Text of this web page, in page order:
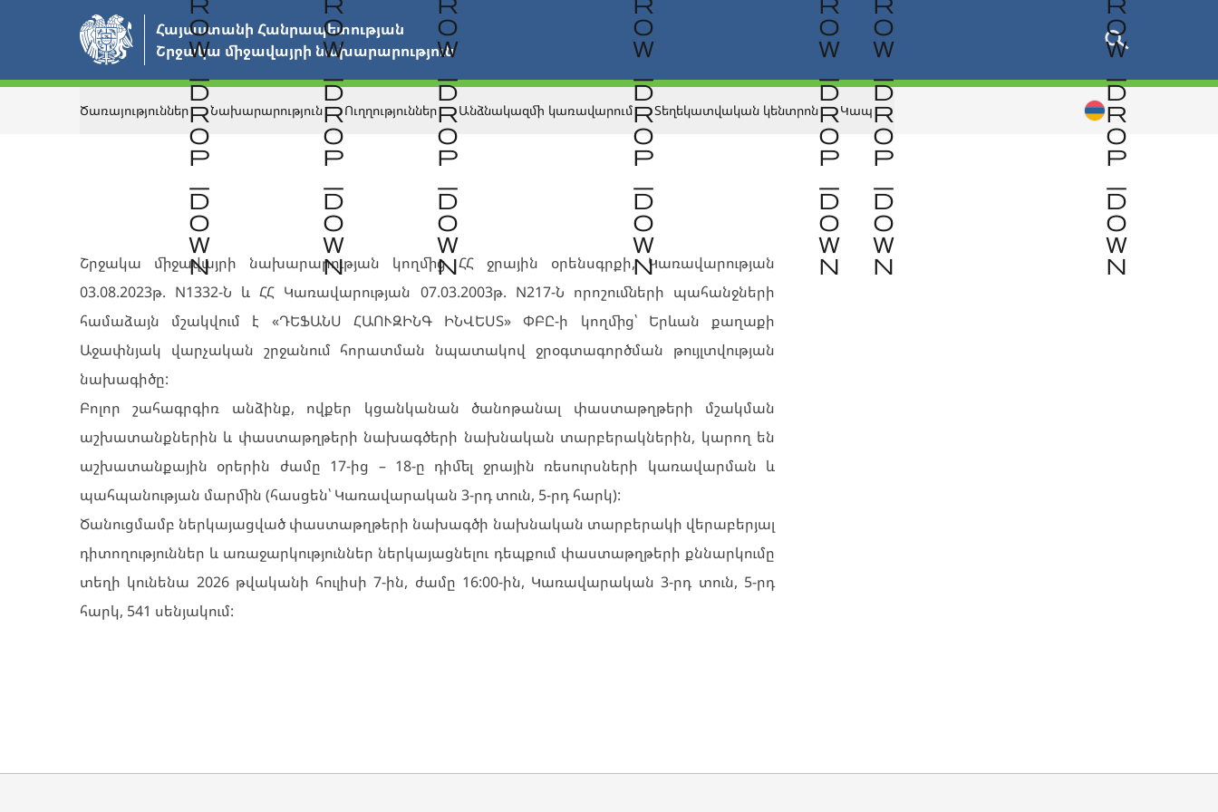
բովանդակությանը
Հայաստանի Հանրապետության
Շրջակա միջավայրի նախարարություն
Ծառայություններ Նախարարություն Ուղղություններ Անձնակազմի կառավարում Տեղեկատվական կենտրոն Կապ
ՀԱՅՏԱՐԱՐՈՒԹՅՈՒՆՆԵՐ
Շրջակա միջավայրի նախարարության կողմից ՀՀ ջրային օրենսգրքի, Կառավարության
03.08.2023թ. N1332-Ն և ՀՀ Կառավարության 07.03.2003թ. N217-Ն որոշումների պահանջների
համաձայն մշակվում է «ԴԵՖԱՆՍ ՀԱՈՒԶԻՆԳ ԻՆՎԵՍՏ» ՓԲԸ-ի կողմից՝ Երևան քաղաքի
Աջափնյակ վարչական շրջանում հորատման նպատակով ջրօգտագործման թույլտվության
նախագիծը:
Բոլոր շահագրգիռ անձինք, ովքեր կցանկանան ծանոթանալ փաստաթղթերի մշակման
աշխատանքներին և փաստաթղթերի նախագծերի նախնական տարբերակներին, կարող են
աշխատանքային օրերին ժամը 17-ից – 18-ը դիմել ջրային ռեսուրսների կառավարման և
պահպանության մարմին (հասցեն՝ Կառավարական 3-րդ տուն, 5-րդ հարկ):
Ծանուցմամբ ներկայացված փաստաթղթերի նախագծի նախնական տարբերակի վերաբերյալ
դիտողություններ և առաջարկություններ ներկայացնելու դեպքում փաստաթղթերի քննարկումը
տեղի կունենա 2026 թվականի հուլիսի 7-ին, ժամը 16:00-ին, Կառավարական 3-րդ տուն, 5-րդ
հարկ, 541 սենյակում: